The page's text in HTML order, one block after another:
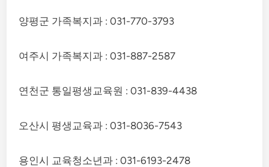
양평군 가족복지과 : 031-770-3793
여주시 가족복지과 : 031-887-2587
연천군 통일평생교육원 : 031-839-4438
오산시 평생교육과 : 031-8036-7543
용인시 교육청소년과 : 031-6193-2478